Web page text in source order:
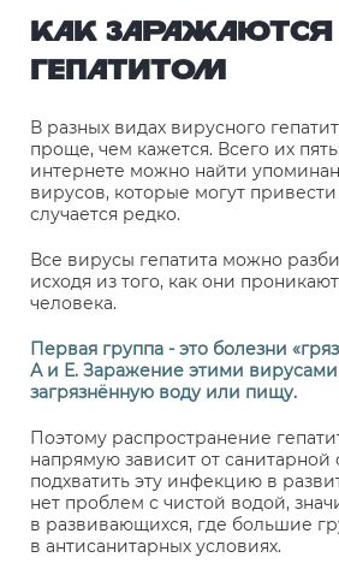
КАК ЗАРАЖАЮТСЯ
ГЕПАТИТОМ
В разных видах вирусного
проще, чем кажется. Всего их
интернете можно найти
вирусов, которые могут привести
случается редко.
Все вирусы гепатита можно
исходя из того, как они
человека.
Первая группа - это болезни
А и Е. Заражение этими
загрязнённую воду или пищу.
Поэтому распространение
напрямую зависит от санитарной
подхватить эту инфекцию в
нет проблем с чистой водой,
в развивающихся, где большие
в антисанитарных условиях.